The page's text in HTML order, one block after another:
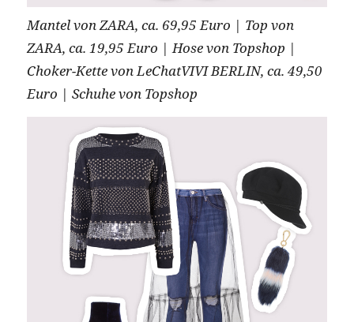
Mantel von ZARA, ca. 69,95 Euro | Top von
ZARA, ca. 19,95 Euro | Hose von Topshop |
Choker-Kette von LeChatVIVI BERLIN, ca. 49,50
Euro | Schuhe von Topshop